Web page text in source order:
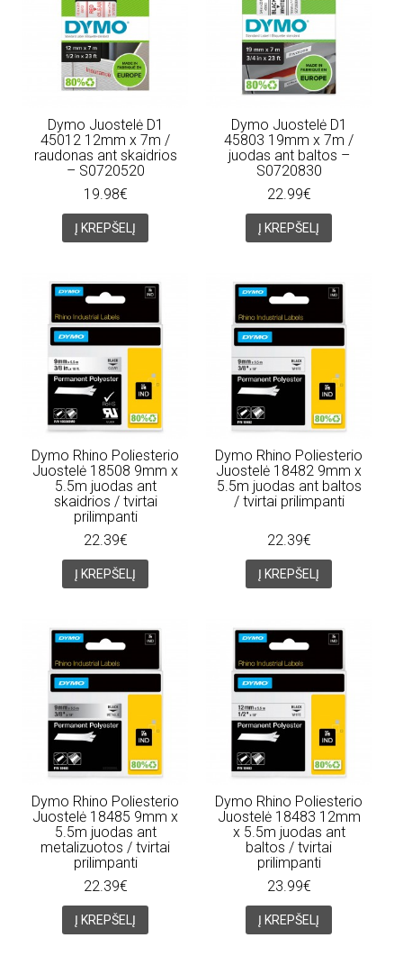
Dymo Juostelė D1
45012 12mm x 7m /
raudonas ant skaidrios
– S0720520
19.98€
Į KREPŠELĮ
Dymo Juostelė D1
45803 19mm x 7m /
juodas ant baltos –
S0720830
22.99€
Į KREPŠELĮ
Dymo Rhino Poliesterio
Juostelė 18508 9mm x
5.5m juodas ant
skaidrios / tvirtai
prilimpanti
22.39€
Į KREPŠELĮ
Dymo Rhino Poliesterio
Juostelė 18482 9mm x
5.5m juodas ant baltos
/ tvirtai prilimpanti
22.39€
Į KREPŠELĮ
Dymo Rhino Poliesterio
Juostelė 18485 9mm x
5.5m juodas ant
metalizuotos / tvirtai
prilimpanti
22.39€
Į KREPŠELĮ
Dymo Rhino Poliesterio
Juostelė 18483 12mm
x 5.5m juodas ant
baltos / tvirtai
prilimpanti
23.99€
Į KREPŠELĮ